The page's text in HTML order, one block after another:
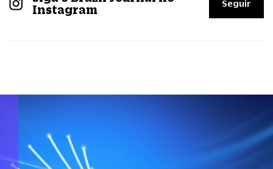
Instagram
Seguir